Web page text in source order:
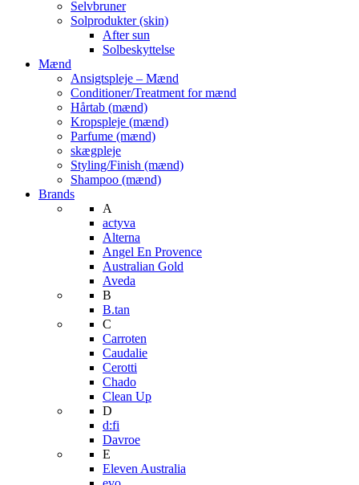
Selvbruner
Solprodukter (skin)
After sun
Solbeskyttelse
Mænd
Ansigtspleje – Mænd
Conditioner/Treatment for mænd
Hårtab (mænd)
Kropspleje (mænd)
Parfume (mænd)
skægpleje
Styling/Finish (mænd)
Shampoo (mænd)
Brands
A
actyva
Alterna
Angel En Provence
Australian Gold
Aveda
B
B.tan
C
Carroten
Caudalie
Cerotti
Chado
Clean Up
D
d:fi
Davroe
E
Eleven Australia